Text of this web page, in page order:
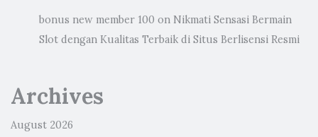
bonus new member 100 on Nikmati Sensasi Bermain
Slot dengan Kualitas Terbaik di Situs Berlisensi Resmi
Archives
August 2026